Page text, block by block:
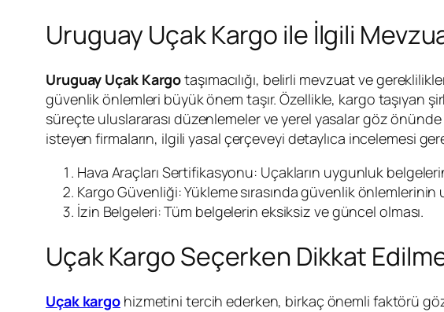
Uruguay Uçak Kargo ile İlgili
Uruguay Uçak Kargotaşımacılığı, belirli mevzuat ve
güvenlik önlemleri büyük önem taşır. Özellikle, kargo taşıyan
süreçte uluslararası düzenlemeler ve yerel yasalar göz önünde
isteyen firmaların, ilgili yasal çerçeveyi detaylıca incelemesi
Hava Araçları Sertifikasyonu: Uçakların uygunluk
Kargo Güvenliği: Yükleme sırasında güvenlik önlemlerinin
İzin Belgeleri: Tüm belgelerin eksiksiz ve güncel olması.
Uçak Kargo Seçerken Dikkat
Uçak kargo hizmetini tercih ederken, birkaç önemli faktörü